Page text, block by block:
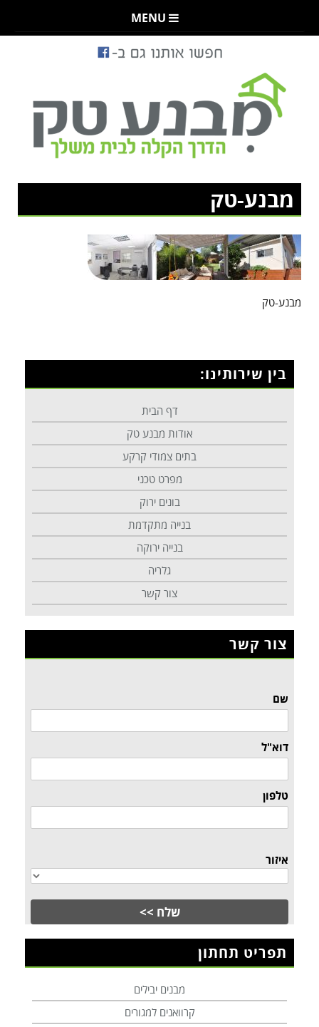
MENU
מבנע-טק
מבנע-טק
בין שירותינו:
דף הבית
אודות מבנע טק
בתים צמודי קרקע
מפרט טכני
בונים ירוק
בנייה מתקדמת
בנייה ירוקה
גלריה
צור קשר
צור קשר
שם
דוא"ל
טלפון
איזור
תפריט תחתון
מבנים יבילים
קרוואנים למגורים